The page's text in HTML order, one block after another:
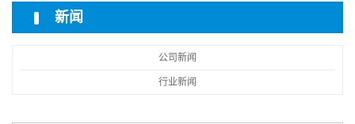
新闻
公司新闻
行业新闻